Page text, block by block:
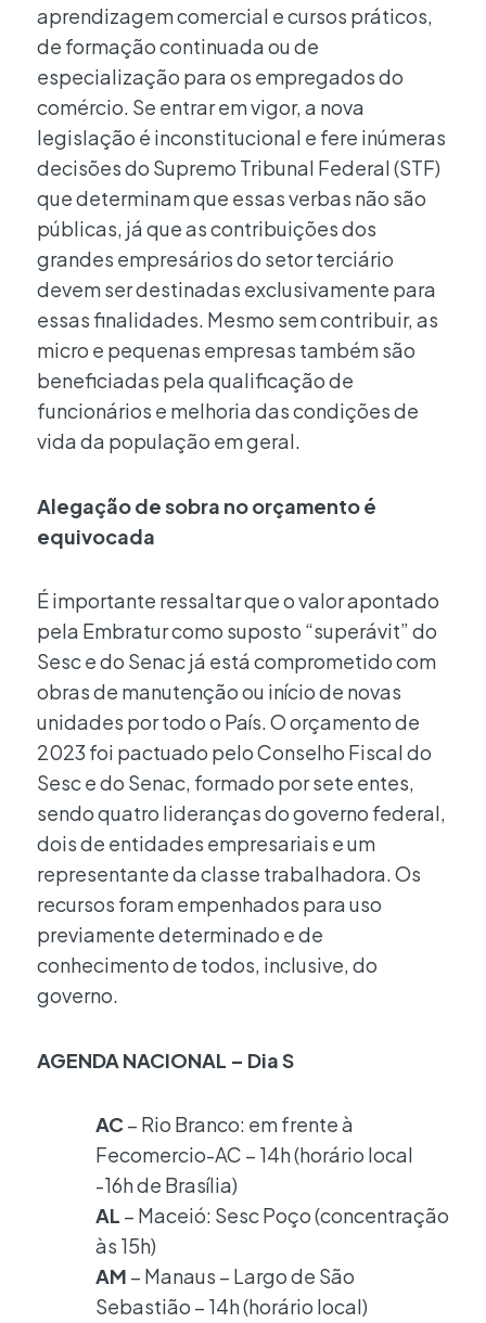
aprendizagem comercial e cursos práticos,
de formação continuada ou de
especialização para os empregados do
comércio. Se entrar em vigor, a nova
legislação é inconstitucional e fere inúmeras
decisões do Supremo Tribunal Federal (STF)
que determinam que essas verbas não são
públicas, já que as contribuições dos
grandes empresários do setor terciário
devem ser destinadas exclusivamente para
essas finalidades. Mesmo sem contribuir, as
micro e pequenas empresas também são
beneficiadas pela qualificação de
funcionários e melhoria das condições de
vida da população em geral.
Alegação de sobra no orçamento é
equivocada
É importante ressaltar que o valor apontado
pela Embratur como suposto “superávit” do
Sesc e do Senac já está comprometido com
obras de manutenção ou início de novas
unidades por todo o País. O orçamento de
2023 foi pactuado pelo Conselho Fiscal do
Sesc e do Senac, formado por sete entes,
sendo quatro lideranças do governo federal,
dois de entidades empresariais e um
representante da classe trabalhadora. Os
recursos foram empenhados para uso
previamente determinado e de
conhecimento de todos, inclusive, do
governo.
AGENDA NACIONAL – Dia S
AC– Rio Branco: em frente à
Fecomercio-AC – 14h (horário local
-16h de Brasília)
AL – Maceió: Sesc Poço (concentração
às 15h)
AM – Manaus – Largo de São
Sebastião – 14h (horário local)